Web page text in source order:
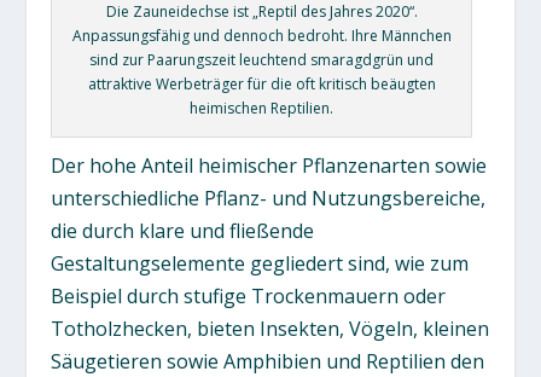
Die Zauneidechse ist „Reptil des Jahres 2020“.
Anpassungsfähig und dennoch bedroht. Ihre Männchen
sind zur Paarungszeit leuchtend smaragdgrün und
attraktive Werbeträger für die oft kritisch beäugten
heimischen Reptilien.
Der hohe Anteil heimischer Pflanzenarten sowie
unterschiedliche Pflanz- und Nutzungsbereiche,
die durch klare und fließende
Gestaltungselemente gegliedert sind, wie zum
Beispiel durch stufige Trockenmauern oder
Totholzhecken, bieten Insekten, Vögeln, kleinen
Säugetieren sowie Amphibien und Reptilien den